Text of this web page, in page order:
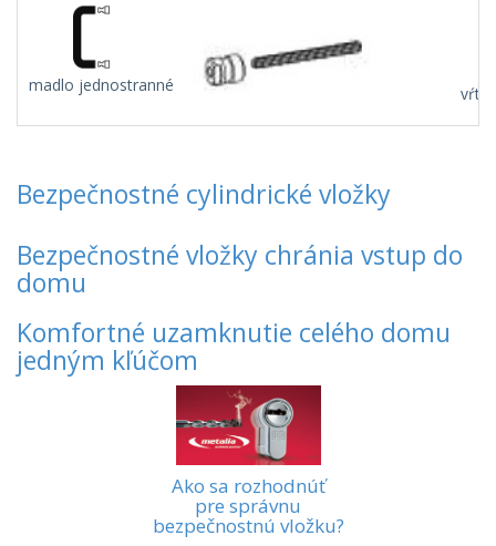
madlo jednostranné
Bezpečnostné cylindrické vložky
Bezpečnostné vložky chránia vstup do
domu
Komfortné uzamknutie celého domu
jedným kľúčom
Ako sa rozhodnúť
pre správnu
bezpečnostnú vložku?